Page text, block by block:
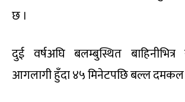
छ ।
दुई वर्षअघि बलम्बुस्थित
आगलागी हुँदा ४५ मिनेटपछि बल्ल दमकल